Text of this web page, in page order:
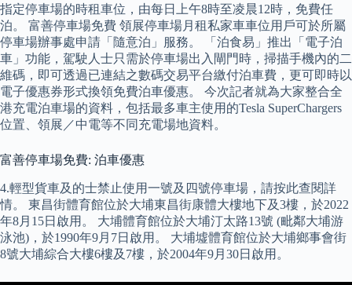
指定停車場的時租車位，由每日上午8時至凌晨12時，免費任
泊。 富善停車場免費 領展​停車場月租私家車車位用戶可於所屬
停車場辦事處申請「隨意泊」服務。 「泊食易」推出「電子泊
車」功能，駕駛人士只需於停車場出入閘門時，掃描手機內的二
維碼，即可透過已連結之數碼交易平台繳付泊車費，更可即時以
電子優惠券形式換領免費泊車優惠。 今次記者就為大家整合全
港充電泊車場的資料，包括最多車主使用的Tesla SuperChargers
位置、領展／中電等不同充電場地資料。
富善停車場免費: 泊車優惠
4.輕型貨車及的士禁止使用一號及四號停車場，請按此查閱詳
情。 東昌街體育館位於大埔東昌街康體大樓地下及3樓，於2022
年8月15日啟用。 大埔體育館位於大埔汀太路13號 (毗鄰大埔游
泳池)，於1990年9月7日啟用。 大埔墟體育館位於大埔鄉事會街
8號大埔綜合大樓6樓及7樓，於2004年9月30日啟用。